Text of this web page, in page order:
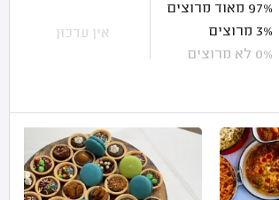
97% מאוד מרוצים
3% מרוצים
0% לא מרוצים
אין עדכון